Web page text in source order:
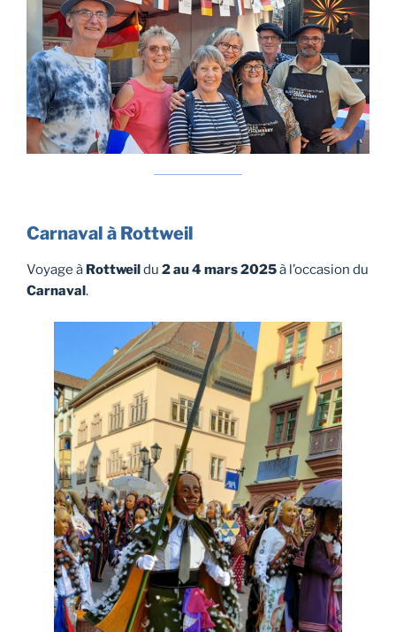
Carnaval à Rottweil
Voyage à Rottweildu 2 au 4 mars 2025à l’occasion du
Carnaval.